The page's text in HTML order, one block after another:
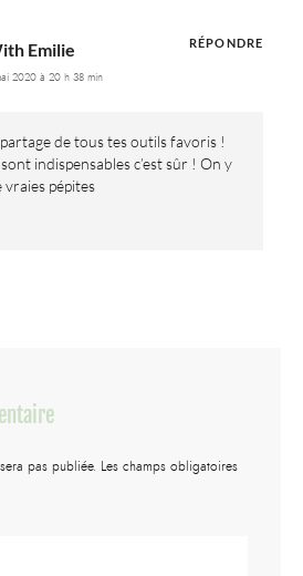
Emilie
2020 à 20 h 38 min
de tous tes outils favoris !
indispensables c’est sûr ! On y
pépites
RÉPONDRE
pas publiée. Les champs obligatoires